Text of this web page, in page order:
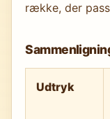
række, der
Udtryk